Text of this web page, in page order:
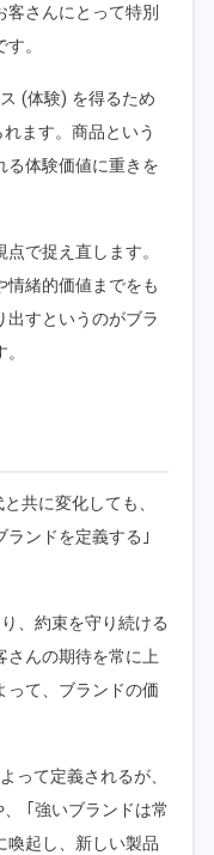
客さんにとって特別
。
(体験) を得るため
ます。商品という
る体験価値に重きを
で捉え直します。
情緒的価値までをも
出すというのがブラ
共に変化しても、
ランドを定義する｣
、約束を守り続ける
さんの期待を常に上
って、ブランドの価
って定義されるが、
｢強いブランドは常
喚起し、新しい製品